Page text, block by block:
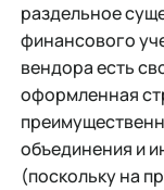
раздельное
финансового
вендора есть
оформленная
объединения и
(поскольку на